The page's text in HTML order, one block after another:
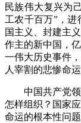
民族伟大复兴为
工农千百万”，
国主义、封建主
作主的新中国，
一伟大历史事件
人宰割的悲惨命运
中国共产党领
怎样组织？国家
命运的根本性问